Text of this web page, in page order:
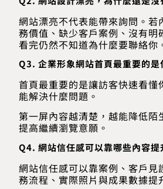
網站漂亮不代表能帶來詢問。若
務價值、缺少客戶案例、沒有明
看完仍然不知道為什麼要聯絡你
Q3. 企業形象網站首頁最重要的是
首頁最重要的是讓訪客快速看懂
能解決什麼問題。
第一屏內容越清楚，越能降低陌
提高繼續瀏覽意願。
Q4. 網站信任感可以靠哪些內容提
網站信任感可以靠案例、客戶見
務流程、實際照片與成果數據提